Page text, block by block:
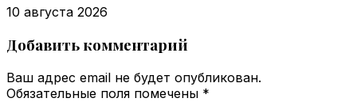
10 августа 2026
Добавить комментарий
Ваш адрес email не будет опубликован.
Обязательные поля помечены *